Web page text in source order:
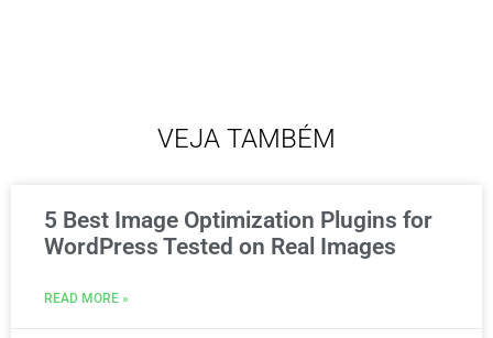
VEJA TAMBÉM
5 Best Image Optimization Plugins for
WordPress Tested on Real Images
READ MORE »